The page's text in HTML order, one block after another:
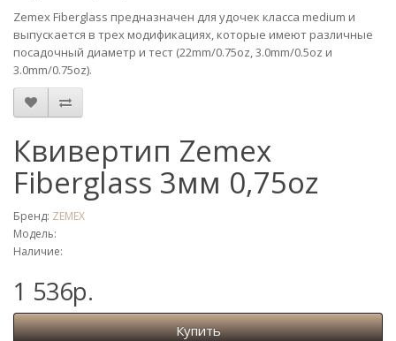
Zemex Fiberglass предназначен для удочек класса medium и
выпускается в трех модификациях, которые имеют различные
посадочный диаметр и тест (22mm/0.75oz, 3.0mm/0.5oz и
3.0mm/0.75oz).
Квивертип Zemex
Fiberglass 3мм 0,75oz
Бренд: ZEMEX
Модель:
Наличие:
1 536р.
Купить